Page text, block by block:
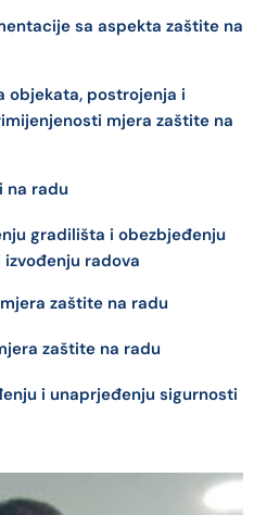
sa aspekta zaštite na
objekata, postrojenja i
mjera zaštite na
na radu
gradilišta i obezbjeđenju
radova
zaštite na radu
zaštite na radu
i unaprjeđenju sigurnosti